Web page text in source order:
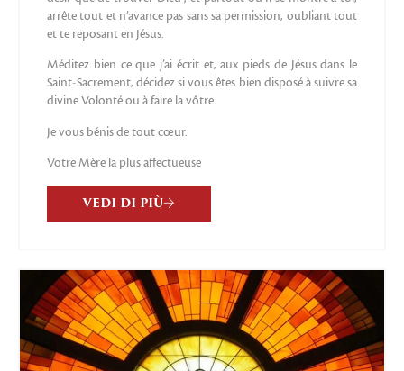
arrête tout et n’avance pas sans sa permission, oubliant tout
et te reposant en Jésus.
Méditez bien ce que j’ai écrit et, aux pieds de Jésus dans le
Saint-Sacrement, décidez si vous êtes bien disposé à suivre sa
divine Volonté ou à faire la vôtre.
Je vous bénis de tout cœur.
Votre Mère la plus affectueuse
VEDI DI PIÙ